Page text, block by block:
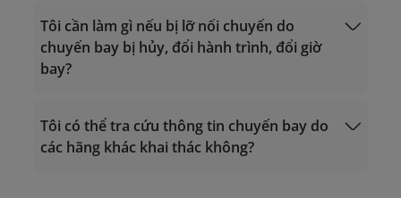
Tôi cần làm gì nếu bị lỡ nối chuyến do
chuyến bay bị hủy, đổi hành trình, đổi giờ
bay?
Trung tâm Chăm sóc Khách hàng:
Tôi có thể tra cứu thông tin chuyến bay do
các hãng khác khai thác không?